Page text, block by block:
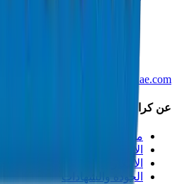
info@crownplasticuae.com
عن كراون
من نحن
الاستدامة
الابتكار
الجودة والشهادات